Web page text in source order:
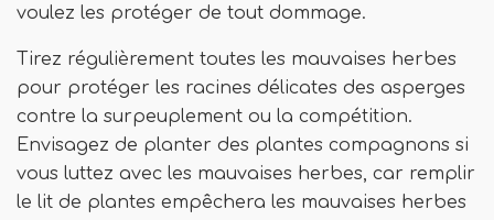
voulez les protéger de tout dommage.
Tirez régulièrement toutes les mauvaises herbes
pour protéger les racines délicates des asperges
contre la surpeuplement ou la compétition.
Envisagez de planter des plantes compagnons si
vous luttez avec les mauvaises herbes, car remplir
le lit de plantes empêchera les mauvaises herbes